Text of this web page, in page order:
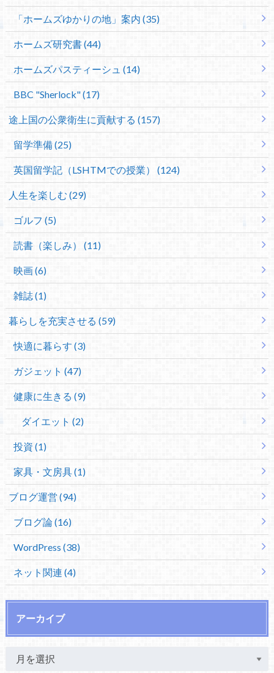
「ホームズゆかりの地」案内 (35)
ホームズ研究書 (44)
ホームズパスティーシュ (14)
BBC "Sherlock" (17)
途上国の公衆衛生に貢献する (157)
留学準備 (25)
英国留学記（LSHTMでの授業） (124)
人生を楽しむ (29)
ゴルフ (5)
読書（楽しみ） (11)
映画 (6)
雑誌 (1)
暮らしを充実させる (59)
快適に暮らす (3)
ガジェット (47)
健康に生きる (9)
ダイエット (2)
投資 (1)
家具・文房具 (1)
ブログ運営 (94)
ブログ論 (16)
WordPress (38)
ネット関連 (4)
アーカイブ